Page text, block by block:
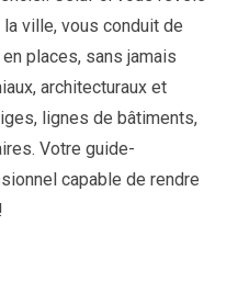
ville, vous conduit de
places, sans jamais
architecturaux et
lignes de bâtiments,
Votre guide-
capable de rendre